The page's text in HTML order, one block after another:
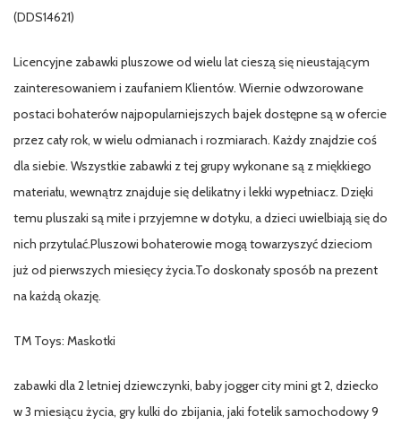
(DDS14621)
Licencyjne zabawki pluszowe od wielu lat cieszą się nieustającym
zainteresowaniem i zaufaniem Klientów. Wiernie odwzorowane
postaci bohaterów najpopularniejszych bajek dostępne są w ofercie
przez cały rok, w wielu odmianach i rozmiarach. Każdy znajdzie coś
dla siebie. Wszystkie zabawki z tej grupy wykonane są z miękkiego
materiału, wewnątrz znajduje się delikatny i lekki wypełniacz. Dzięki
temu pluszaki są miłe i przyjemne w dotyku, a dzieci uwielbiają się do
nich przytulać.Pluszowi bohaterowie mogą towarzyszyć dzieciom
już od pierwszych miesięcy życia.To doskonały sposób na prezent
na każdą okazję.
TM Toys: Maskotki
zabawki dla 2 letniej dziewczynki, baby jogger city mini gt 2, dziecko
w 3 miesiącu życia, gry kulki do zbijania, jaki fotelik samochodowy 9